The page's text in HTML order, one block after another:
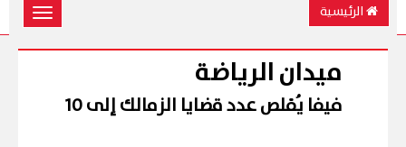
الرئيسية
Toggle
ميدان الرياضة
فيفا يُقلص عدد قضايا الزمالك إلى 10